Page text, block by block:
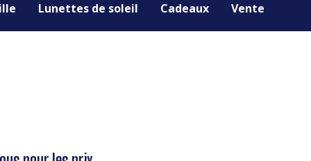
Lunettes de soleil Cadeaux Vente